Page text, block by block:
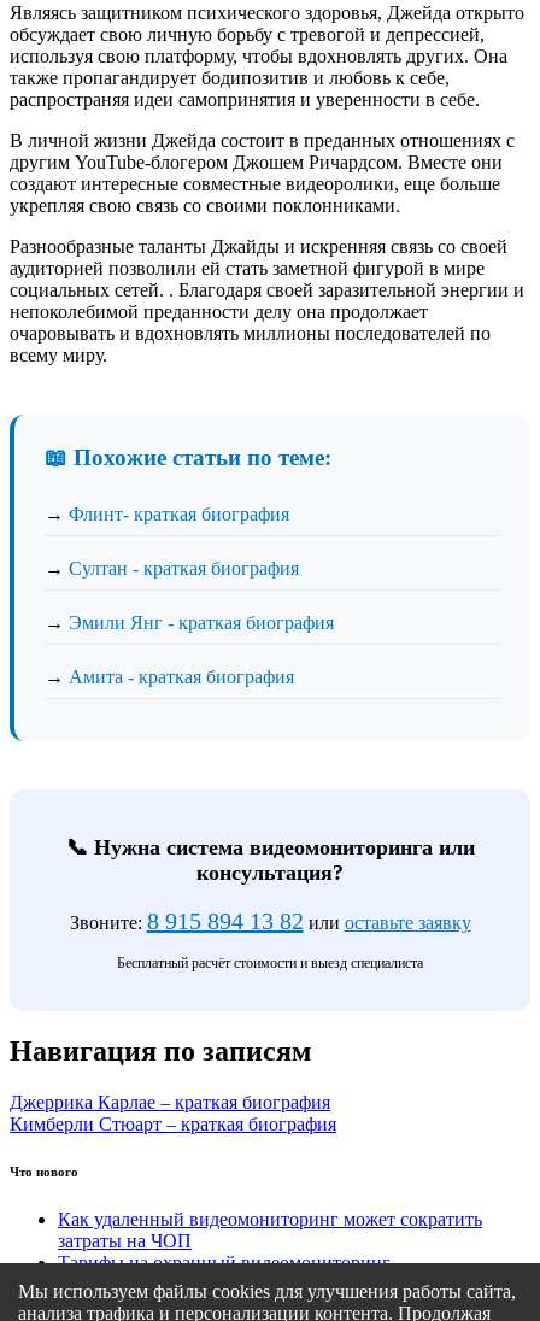
Являясь защитником психического здоровья, Джейда открыто
обсуждает свою личную борьбу с тревогой и депрессией,
используя свою платформу, чтобы вдохновлять других. Она
также пропагандирует бодипозитив и любовь к себе,
распространяя идеи самопринятия и уверенности в себе.
В личной жизни Джейда состоит в преданных отношениях с
другим YouTube-блогером Джошем Ричардсом. Вместе они
создают интересные совместные видеоролики, еще больше
укрепляя свою связь со своими поклонниками.
Разнообразные таланты Джайды и искренняя связь со своей
аудиторией позволили ей стать заметной фигурой в мире
социальных сетей. . Благодаря своей заразительной энергии и
непоколебимой преданности делу она продолжает
очаровывать и вдохновлять миллионы последователей по
всему миру.
📖 Похожие статьи по теме:
→ Флинт- краткая биография
→ Султан - краткая биография
→ Эмили Янг - краткая биография
→ Амита - краткая биография
📞 Нужна система видеомониторинга или
консультация?
Звоните: 8 915 894 13 82 или оставьте заявку
Бесплатный расчёт стоимости и выезд специалиста
Навигация по записям
Джеррика Карлае – краткая биография
Кимберли Стюарт – краткая биография
Что нового
Как удаленный видеомониторинг может сократить
затраты на ЧОП
Тарифы на охранный видеомониторинг
Этапы подключения удаленного видеомониторинга
Кому подходит удаленный видеомониторинг?
Мы используем файлы cookies для улучшения работы сайта,
анализа трафика и персонализации контента. Продолжая